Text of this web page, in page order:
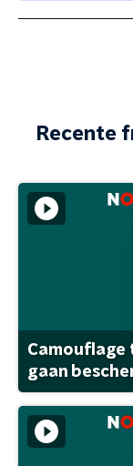
Recente
gaan